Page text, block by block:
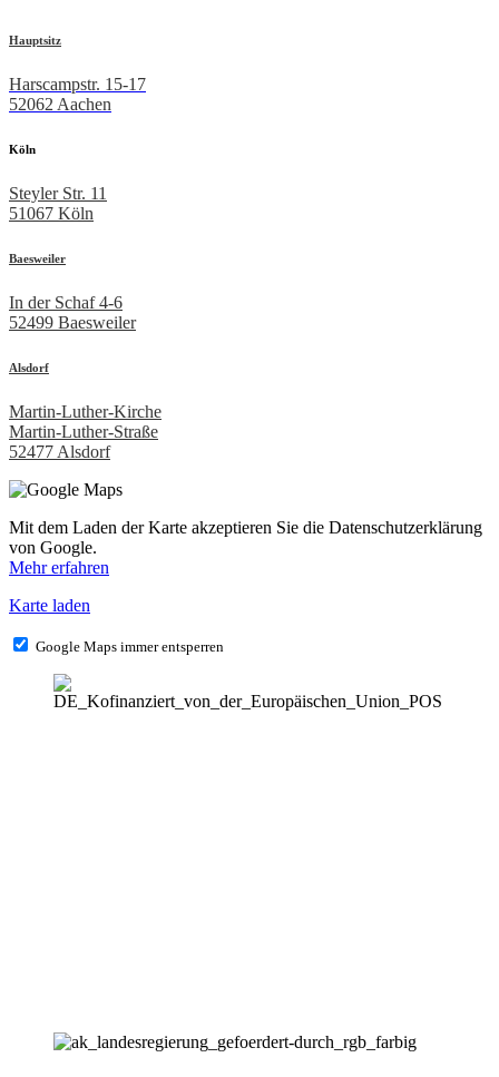
Hauptsitz
Harscampstr. 15-17
52062 Aachen
Köln
Steyler Str. 11
51067 Köln
Baesweiler
In der Schaf 4-6
52499 Baesweiler
Alsdorf
Martin-Luther-Kirche
Martin-Luther-Straße
52477 Alsdorf
Mit dem Laden der Karte akzeptieren Sie die Datenschutzerklärung
von Google.
Mehr erfahren
Karte laden
Google Maps immer entsperren